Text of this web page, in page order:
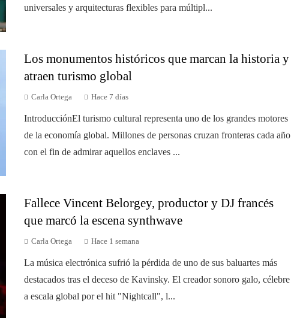
universales y arquitecturas flexibles para múltipl...
Los monumentos históricos que marcan la historia y
atraen turismo global
Carla Ortega Hace 7 días
IntroducciónEl turismo cultural representa uno de los grandes motores
de la economía global. Millones de personas cruzan fronteras cada año
con el fin de admirar aquellos enclaves ...
Fallece Vincent Belorgey, productor y DJ francés
que marcó la escena synthwave
Carla Ortega Hace 1 semana
La música electrónica sufrió la pérdida de uno de sus baluartes más
destacados tras el deceso de Kavinsky. El creador sonoro galo, célebre
a escala global por el hit "Nightcall", l...